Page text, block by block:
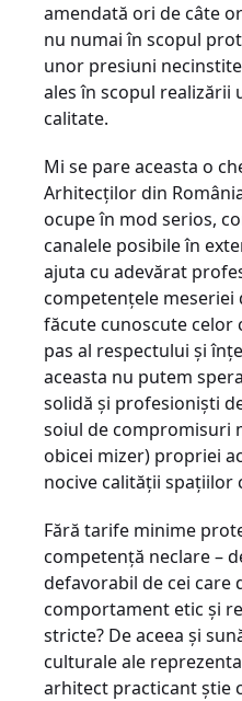
amendată ori de câte
nu numai în scopul
unor presiuni
ales în scopul
calitate.
Mi se pare aceasta o
Arhitecților din
ocupe în mod serios,
canalele posibile în
ajuta cu adevărat
competențele
făcute cunoscute celor
pas al respectului și
aceasta nu putem
solidă și profesioniști
soiul de compromisuri
obicei mizer) propriei
nocive calității spațiilor
Fără tarife minime
competență neclare –
defavorabil de cei care
comportament etic și
stricte? De aceea și
culturale ale
arhitect practicant știe